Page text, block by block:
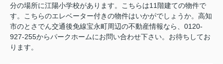
分の場所に江陽小学校があります。こちらは11階建ての物件で
す。こちらのエレベーター付きの物件はいかがでしょうか。高知
市のとさでん交通後免線宝永町周辺の不動産情報なら、0120-
927-255からパークホームにお問い合わせ下さい。お待ちしてお
ります。